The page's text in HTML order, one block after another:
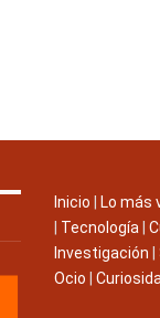
Inicio Lo más
Tecnología
Investigación
Ocio